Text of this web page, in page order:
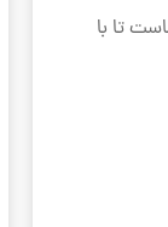
تا با